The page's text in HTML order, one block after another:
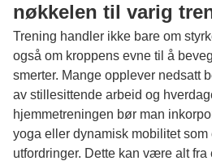
nøkkelen til varig
Trening handler ikke bare om
også om kroppens evne til å
smerter. Mange opplever nedsatt
av stillesittende arbeid og
hjemmetreningen bør man
yoga eller dynamisk mobilitet som
utfordringer. Dette kan være alt fra